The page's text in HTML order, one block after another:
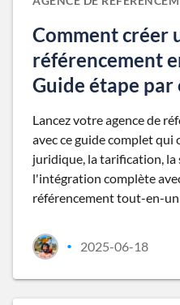
Comment créer
référencement
Guide étape par
Lancez votre agence de
avec ce guide complet qui
juridique, la tarification, la
l'intégration complète
référencement tout-en-un
• 2025-06-18